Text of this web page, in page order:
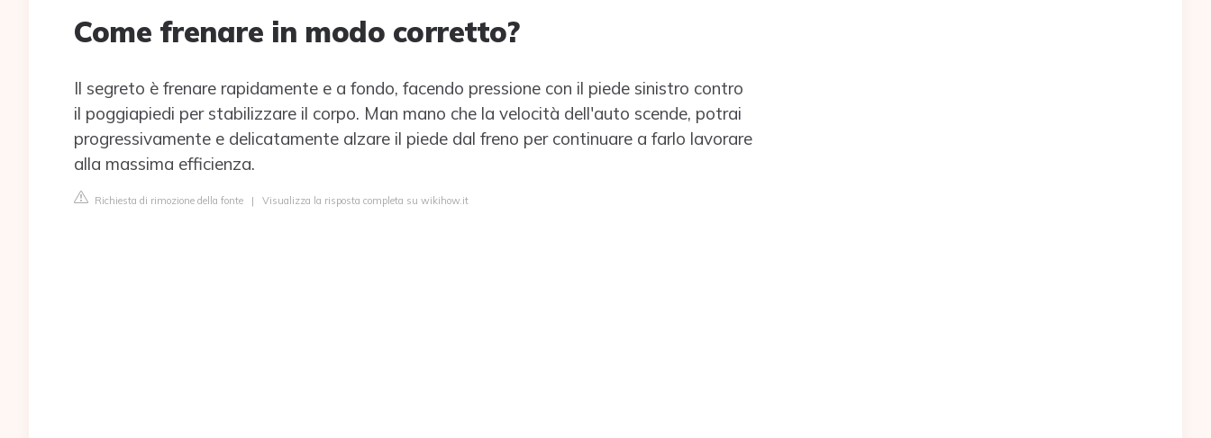
Come frenare in modo corretto?
Il segreto è frenare rapidamente e a fondo, facendo pressione con il piede sinistro contro
il poggiapiedi per stabilizzare il corpo. Man mano che la velocità dell'auto scende, potrai
progressivamente e delicatamente alzare il piede dal freno per continuare a farlo lavorare
alla massima efficienza.
Richiesta di rimozione della fonte | Visualizza la risposta completa su wikihow.it